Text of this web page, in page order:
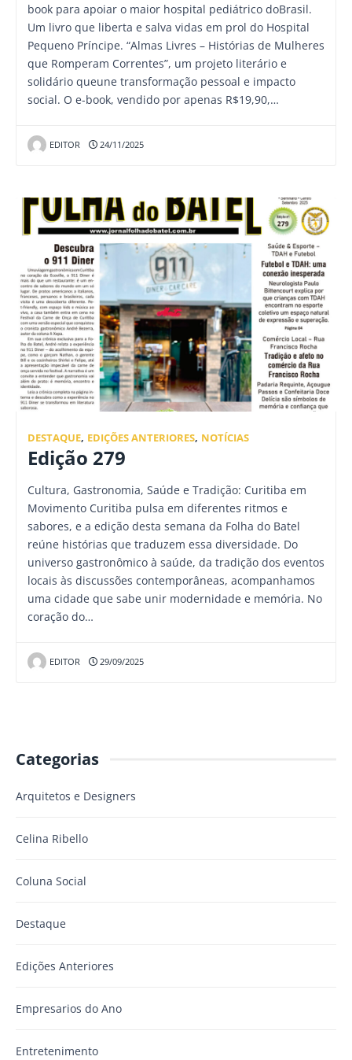
book para apoiar o maior hospital pediátrico doBrasil.
Um livro que liberta e salva vidas em prol do Hospital
Pequeno Príncipe. “Almas Livres – Histórias de Mulheres
que Romperam Correntes”, um projeto literário e
solidário queune transformação pessoal e impacto
social. O e-book, vendido por apenas R$19,90,…
EDITOR 24/11/2025
DESTAQUE, EDIÇÕES ANTERIORES, NOTÍCIAS
Edição 279
Cultura, Gastronomia, Saúde e Tradição: Curitiba em
Movimento Curitiba pulsa em diferentes ritmos e
sabores, e a edição desta semana da Folha do Batel
reúne histórias que traduzem essa diversidade. Do
universo gastronômico à saúde, da tradição dos eventos
locais às discussões contemporâneas, acompanhamos
uma cidade que sabe unir modernidade e memória. No
coração do…
EDITOR 29/09/2025
Categorias
Arquitetos e Designers
Celina Ribello
Coluna Social
Destaque
Edições Anteriores
Empresarios do Ano
Entretenimento